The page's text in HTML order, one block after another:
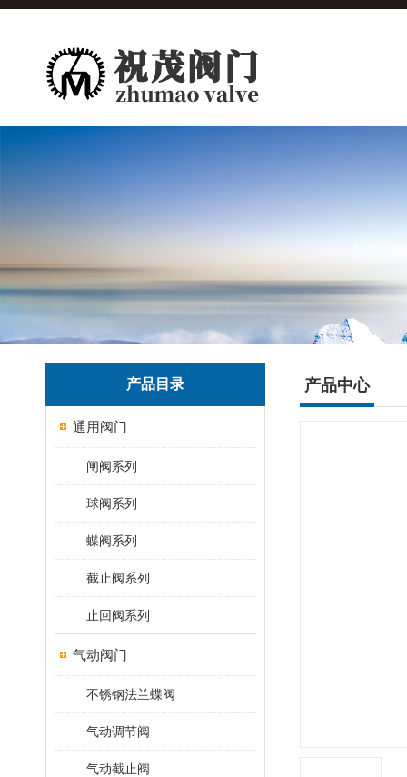
产品目录
通用阀门
闸阀系列
球阀系列
蝶阀系列
截止阀系列
止回阀系列
气动阀门
不锈钢法兰蝶阀
气动调节阀
气动截止阀
产品中心